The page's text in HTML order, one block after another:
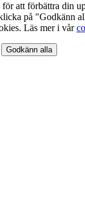
att förbättra din
på "Godkänn
Läs mer i vår
Godkänn alla